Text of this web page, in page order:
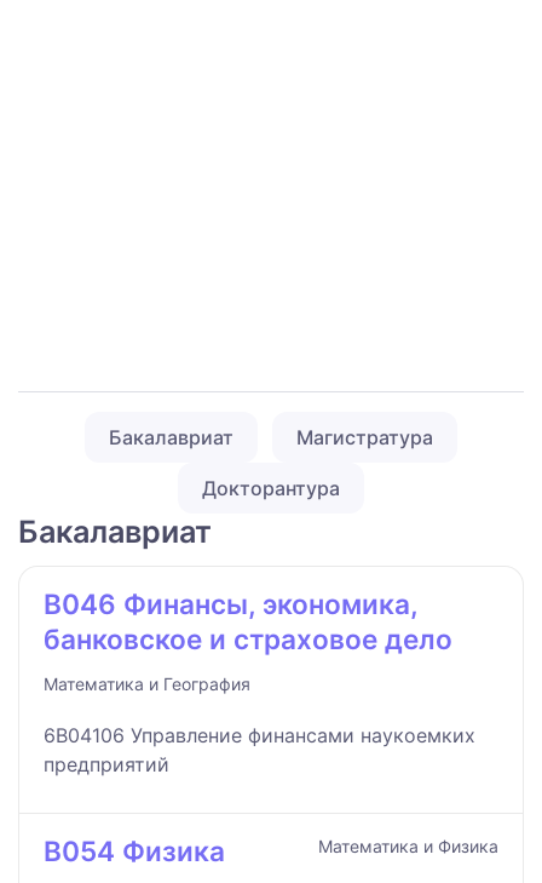
Бакалавриат Магистратура
Докторантура
Бакалавриат
B046 Финансы, экономика,
банковское и страховое дело
Математика и География
6B04106 Управление финансами наукоемких
предприятий
B054 Физика Математика и Физика